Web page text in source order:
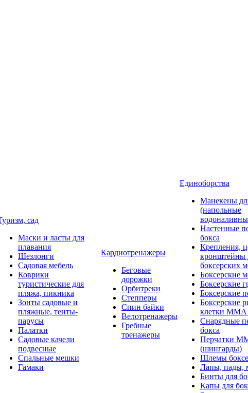
сад
Маски и ласты для
плавания
Шезлонги
Садовая мебель
Коврики
туристические для
пляжа, пикника
Зонты садовые и
пляжные, тенты-
парусы
Палатки
Садовые качели
подвесные
Спальные мешки
Гамаки
Кардиотренажеры
Беговые
дорожки
Орбитреки
Степперы
Спин байки
Велотренажеры
Гребные
тренажеры
Единоборства
Манекены
(напольные
Настенные
бокса
Крепления,
кронштейны
боксерских
Боксерские
Боксерские
Боксерские
Боксерские
клетки ММА
Снарядные
бокса
Перчатки
(шингарды)
Шлемы
Лапы, пады,
Бинты для
Капы для